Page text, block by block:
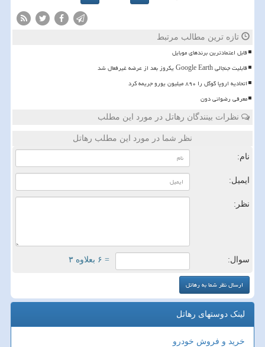
تازه ترین مطالب مرتبط
قابل اعتمادترین برندهای موبایل
قابلیت جنجالی Google Earth یکروز بعد از عرضه غیرفعال شد
اتحادیه اروپا گوگل را ۸۹۰ میلیون یورو جریمه کرد
معرفی رضوانی دون
نظرات بینندگان رهاتل در مورد این مطلب
نظر شما در مورد این مطلب رهاتل
نام:
ایمیل:
نظر:
سوال: = ۶ بعلاوه ۳
لینک دوستهای رهاتل
خرید و فروش خودرو